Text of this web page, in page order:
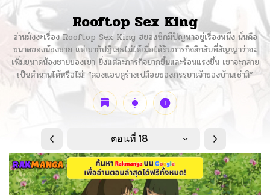
Rooftop Sex King
อ่านมังงะเรื่อง Rooftop Sex King ฮยองซิกมีปัญหาอยู่เรื่องหนึ่ง นั่นคือ
ขนาดของน้องชาย แต่เขาก็ปฏิเสธไม่ได้เมื่อได้รับภารกิจลึกลับที่สัญญาว่าจะ
เพิ่มขนาดน้องชายของเขา ยิ่งแต่ละภารกิจยากขึ้นและร้อนแรงขึ้น เขาจะกลาย
เป็นตำนานได้หรือไม่! “ลองแอบดูร่างเปลือยของภรรยาเจ้าของบ้านเช่าสิ”
ตอนที่ 18